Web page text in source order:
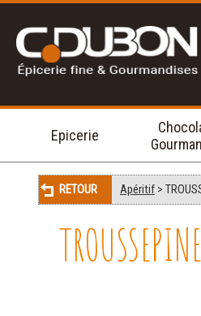
Epicerie
RETOUR Apéritif >